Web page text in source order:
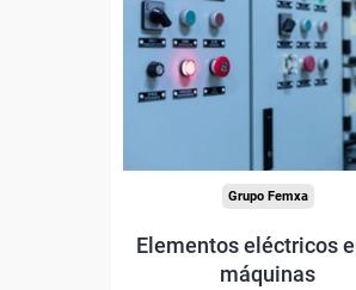
Para desempleados,
trabajadores y autónomos.
Sector
Grupo Femxa
Elementos eléctricos
máquinas